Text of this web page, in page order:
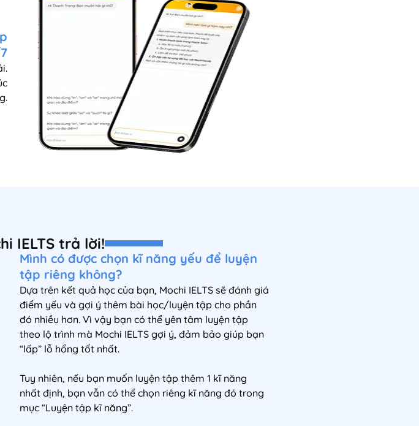
IELTS trả lời!
Mình có được chọn kĩ năng yếu để luyện
tập riêng không?
Dựa trên kết quả học của bạn, Mochi IELTS sẽ đánh giá
điểm yếu và gợi ý thêm bài học/luyện tập cho phần
đó nhiều hơn. Vì vậy bạn có thể yên tâm luyện tập
theo lộ trình mà Mochi IELTS gợi ý, đảm bảo giúp bạn
“lấp” lỗ hổng tốt nhất.
Tuy nhiên, nếu bạn muốn luyện tập thêm 1 kĩ năng
nhất định, bạn vẫn có thể chọn riêng kĩ năng đó trong
mục “Luyện tập kĩ năng”.